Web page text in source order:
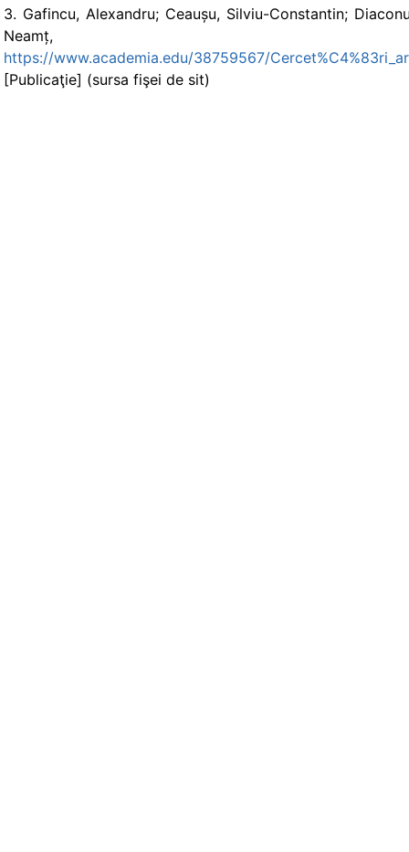
3. Gafincu, Alexandru; Ceaușu, Silviu-Constantin;
https://www.academia.edu/38759567/
[Publicaţie] (sursa fişei de sit)